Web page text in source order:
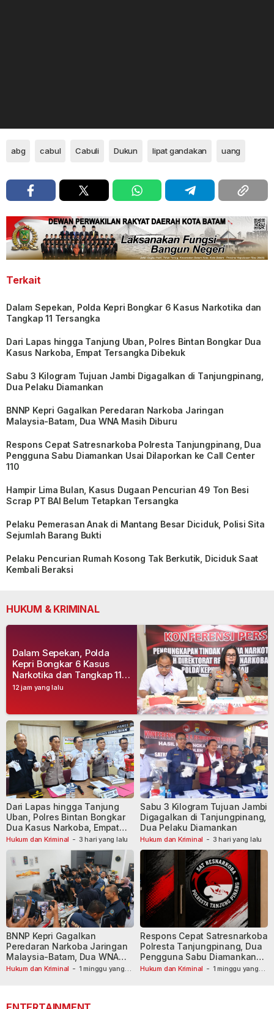
abg cabul Cabuli Dukun lipat gandakan uang
Terkait
Dalam Sepekan, Polda Kepri Bongkar 6 Kasus Narkotika dan
Tangkap 11 Tersangka
Dari Lapas hingga Tanjung Uban, Polres Bintan Bongkar Dua
Kasus Narkoba, Empat Tersangka Dibekuk
Sabu 3 Kilogram Tujuan Jambi Digagalkan di Tanjungpinang,
Dua Pelaku Diamankan
BNNP Kepri Gagalkan Peredaran Narkoba Jaringan
Malaysia-Batam, Dua WNA Masih Diburu
Respons Cepat Satresnarkoba Polresta Tanjungpinang, Dua
Pengguna Sabu Diamankan Usai Dilaporkan ke Call Center
110
Hampir Lima Bulan, Kasus Dugaan Pencurian 49 Ton Besi
Scrap PT BAI Belum Tetapkan Tersangka
Pelaku Pemerasan Anak di Mantang Besar Diciduk, Polisi Sita
Sejumlah Barang Bukti
Pelaku Pencurian Rumah Kosong Tak Berkutik, Diciduk Saat
Kembali Beraksi
HUKUM & KRIMINAL
12 jam yang lalu
Dalam Sepekan, Polda
Kepri Bongkar 6 Kasus
Narkotika dan Tangkap 11
Tersangka
Hukum dan Kriminal - 3 hari yang lalu
Dari Lapas hingga Tanjung
Uban, Polres Bintan Bongkar
Dua Kasus Narkoba, Empat
Tersangka Dibekuk
Hukum dan Kriminal - 3 hari yang lalu
Sabu 3 Kilogram Tujuan Jambi
Digagalkan di Tanjungpinang,
Dua Pelaku Diamankan
Hukum dan Kriminal - 1 minggu yang
BNNP Kepri Gagalkan
Peredaran Narkoba Jaringan
Malaysia-Batam, Dua WNA
Masih Diburu
Hukum dan Kriminal - 1 minggu yang
Respons Cepat Satresnarkoba
Polresta Tanjungpinang, Dua
Pengguna Sabu Diamankan
Usai Dilaporkan ke Call Center